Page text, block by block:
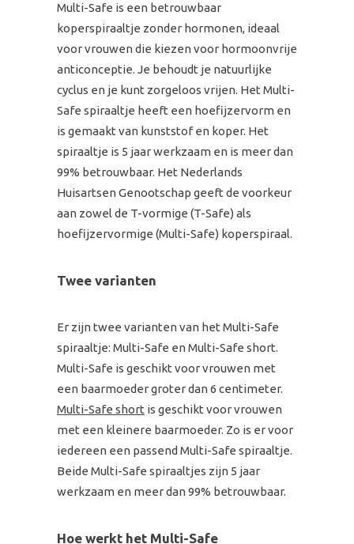
Multi-Safe is een betrouwbaar
koperspiraaltje zonder hormonen, ideaal
voor vrouwen die kiezen voor hormoonvrije
anticonceptie. Je behoudt je natuurlijke
cyclus en je kunt zorgeloos vrijen. Het Multi-
Safe spiraaltje heeft een hoefijzervorm en
is gemaakt van kunststof en koper. Het
spiraaltje is 5 jaar werkzaam en is meer dan
99% betrouwbaar. Het Nederlands
Huisartsen Genootschap geeft de voorkeur
aan zowel de T-vormige (T-Safe) als
hoefijzervormige (Multi-Safe) koperspiraal.
Twee varianten
Er zijn twee varianten van het Multi-Safe
spiraaltje: Multi-Safe en Multi-Safe short.
Multi-Safe is geschikt voor vrouwen met
een baarmoeder groter dan 6 centimeter.
Multi-Safe short is geschikt voor vrouwen
met een kleinere baarmoeder. Zo is er voor
iedereen een passend Multi-Safe spiraaltje.
Beide Multi-Safe spiraaltjes zijn 5 jaar
werkzaam en meer dan 99% betrouwbaar.
Hoe werkt het Multi-Safe